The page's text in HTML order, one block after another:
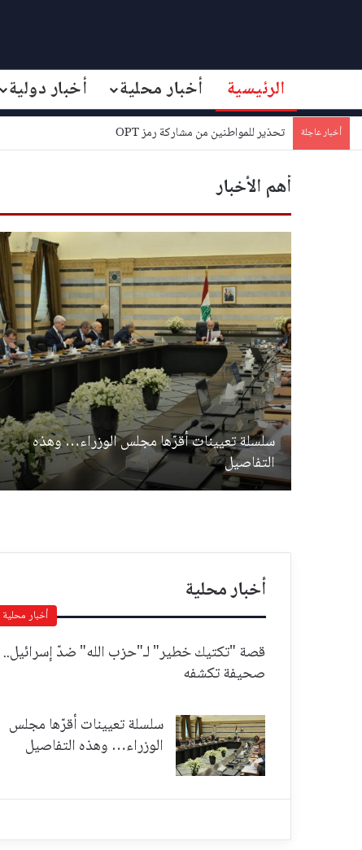
الرئيسية أخبار محلية أخبار دولية
أخبار عاجلة تحذير للمواطنين من مشاركة رمز OPT
أهم الأخبار
سلسلة تعيينات أقرّها مجلس الوزراء… وهذه
التفاصيل
أخبار محلية
أخبار محلية
قصة "تكتيك خطير" لـ"حزب الله" ضدّ إسرائيل..
صحيفة تكشفه
سلسلة تعيينات أقرّها مجلس
الوزراء… وهذه التفاصيل